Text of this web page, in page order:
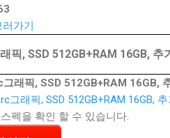
가기
, SSD 512GB+RAM 16GB, 추
래픽, SSD 512GB+RAM 16GB,
펙을 확인 할 수 있습니다.